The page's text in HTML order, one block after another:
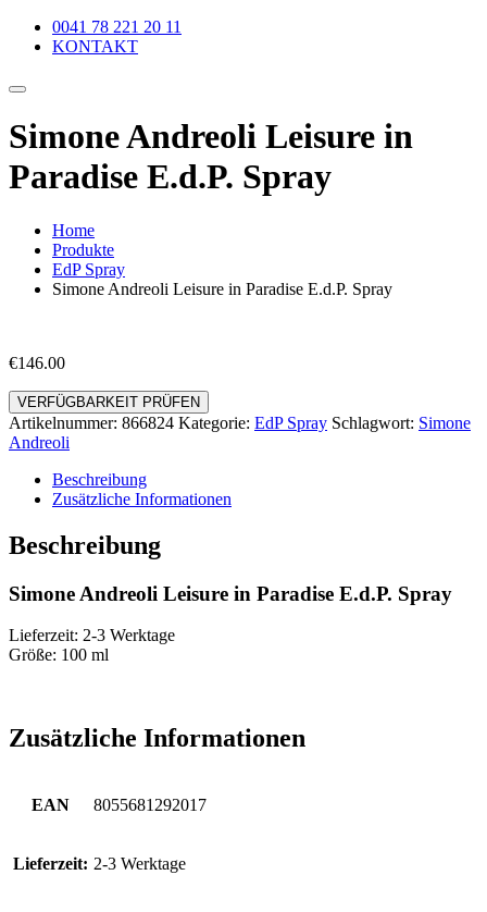
0041 78 221 20 11
KONTAKT
Simone Andreoli Leisure in
Paradise E.d.P. Spray
Home
Produkte
EdP Spray
Simone Andreoli Leisure in Paradise E.d.P. Spray
€146.00
VERFÜGBARKEIT PRÜFEN
Artikelnummer: 866824 Kategorie: EdP Spray Schlagwort: Simone
Andreoli
Beschreibung
Zusätzliche Informationen
Beschreibung
Simone Andreoli Leisure in Paradise E.d.P. Spray
Lieferzeit: 2-3 Werktage
Größe: 100 ml
Zusätzliche Informationen
EAN 8055681292017
Lieferzeit: 2-3 Werktage